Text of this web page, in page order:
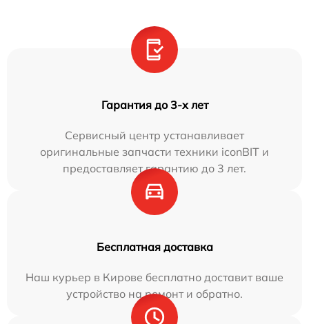
Гарантия до 3-х лет
Сервисный центр устанавливает
оригинальные запчасти техники iconBIT и
предоставляет гарантию до 3 лет.
Бесплатная доставка
Наш курьер в Кирове бесплатно доставит ваше
устройство на ремонт и обратно.